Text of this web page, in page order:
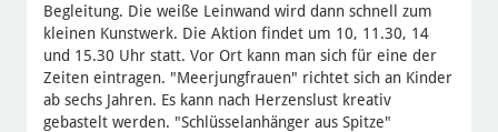
Begleitung. Die weiße Leinwand wird dann schnell zum
kleinen Kunstwerk. Die Aktion findet um 10, 11.30, 14
und 15.30 Uhr statt. Vor Ort kann man sich für eine der
Zeiten eintragen. "Meerjungfrauen" richtet sich an Kinder
ab sechs Jahren. Es kann nach Herzenslust kreativ
gebastelt werden. "Schlüsselanhänger aus Spitze"